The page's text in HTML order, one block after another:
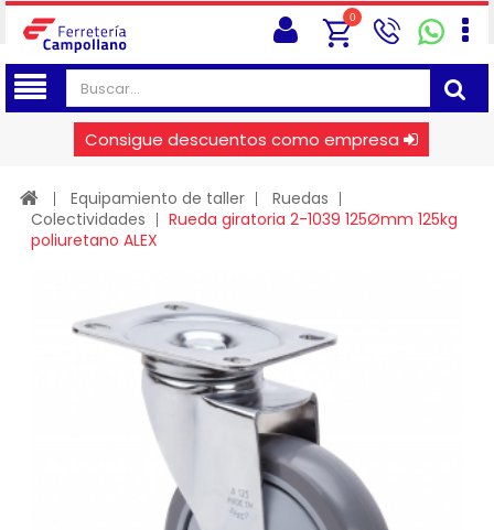
0
Consigue descuentos como empresa
Equipamiento de taller
Ruedas
Colectividades
Rueda giratoria 2-1039 125Ømm 125kg
poliuretano ALEX